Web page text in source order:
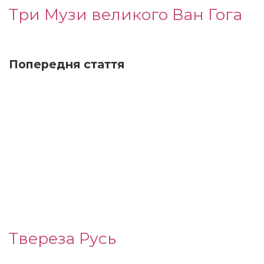
Три Музи великого Ван Гога
Попередня стаття
Твереза ​​Русь